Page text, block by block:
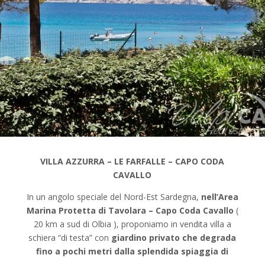
VILLA AZZURRA – LE FARFALLE – CAPO CODA
CAVALLO
In un angolo speciale del Nord-Est Sardegna, nell’Area
Marina Protetta di Tavolara – Capo Coda Cavallo (
20 km a sud di Olbia ), proponiamo in vendita villa a
schiera “di testa” con giardino privato che degrada
fino a pochi metri dalla splendida spiaggia di